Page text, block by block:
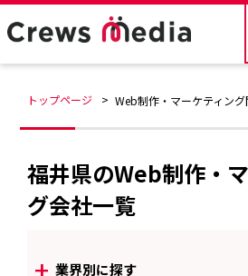
トップページ Web制作・マーケティン
福井県のWeb制作・
グ会社一覧
業界別に探す